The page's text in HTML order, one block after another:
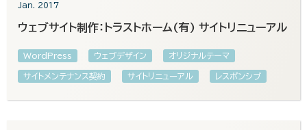
Jan. 2017
ウェブサイト制作：トラストホーム(有) サイトリニューアル
WordPress ウェブデザイン オリジナルテーマ
サイトメンテナンス契約 サイトリニューアル レスポンシブ